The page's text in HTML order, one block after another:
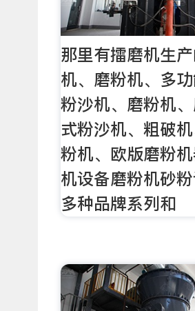
那里有擂磨机生
机、磨粉机、多功
粉沙机、磨粉机
式粉沙机、粗破
粉机、欧版磨粉
机设备磨粉机砂
多种品牌系列和